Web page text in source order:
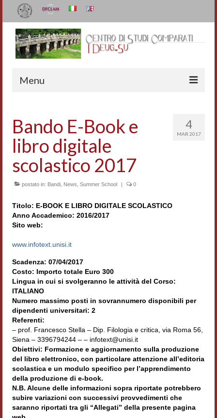
Menu
Organizzazione e contatti
Staff
I Deug-Su
Statuto
Relazioni sulle attività
Accordi di cooperazione
Ricerca
Cultura coreana
Koreanische Literatur und Kultur
Hagiographica Coreana
Cultura medioevale
Scrittori Latini dell’Europa Medievale
Corpus Rhythmorum Musicum
Epistolografia
Comparatistica
4
MAR 2017
Bando E-Book e
libro digitale
scolastico 2017
postato in: Bandi News Summer School | 0
Titolo: E-BOOK E LIBRO DIGITALE SCOLASTICO
Anno Accademico: 2016/2017
Sito web:
www.infotext.unisi.it
Scadenza: 07/04/2017
Costo: Importo totale Euro 300
Lingua in cui si svolgeranno le attività del Corso:
ITALIANO
Numero massimo posti in sovrannumero disponibili per
dipendenti universitari: 2
Referenti:
– prof. Francesco Stella – Dip. Filologia e critica, via Roma 56,
Siena – 3396794244 – – infotext@unisi.it
Obiettivi: Formazione e aggiornamento sulla produzione
del libro elettronico, con particolare attenzione all’editoria
scolastica e un modulo specifico per l’apprendimento
della produzione di e-book.
N.B. Alcune delle informazioni sopra riportate potrebbero
subire variazioni con successivi provvedimenti che
saranno riportati tra gli “Allegati” della presente pagina